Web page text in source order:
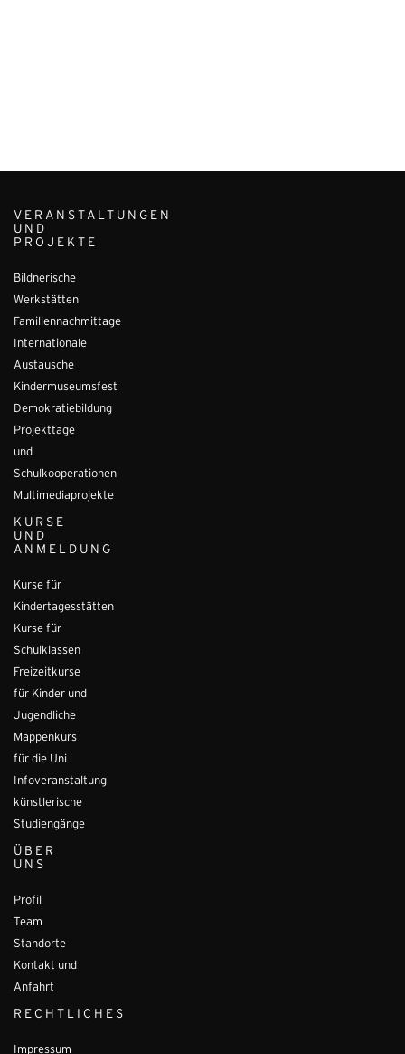
VERANSTALTUNGEN
UND
PROJEKTE
Bildnerische
Werkstätten
Familiennachmittage
Internationale
Austausche
Kindermuseumsfest
Demokratiebildung
Projekttage
und
Schulkooperationen
Multimediaprojekte
KURSE
UND
ANMELDUNG
Kurse für
Kindertagesstätten
Kurse für
Schulklassen
Freizeitkurse
für Kinder und
Jugendliche
Mappenkurs
für die Uni
Infoveranstaltung
künstlerische
Studiengänge
ÜBER
UNS
Profil
Team
Standorte
Kontakt und
Anfahrt
RECHTLICHES
Impressum